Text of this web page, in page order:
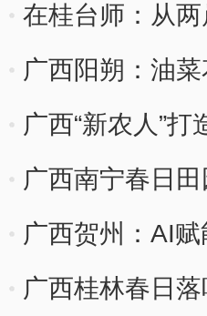
在桂台师：从
广西阳朔：油
广西“新农人”打
广西南宁春日
广西贺州：AI赋
广西桂林春日